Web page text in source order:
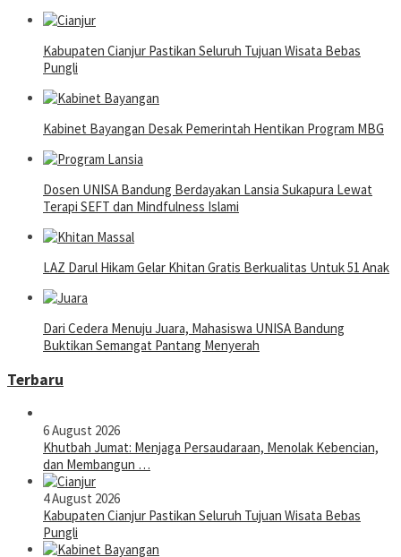
Kabupaten Cianjur Pastikan Seluruh Tujuan Wisata Bebas
Pungli
Kabinet Bayangan Desak Pemerintah Hentikan Program MBG
Dosen UNISA Bandung Berdayakan Lansia Sukapura Lewat
Terapi SEFT dan Mindfulness Islami
LAZ Darul Hikam Gelar Khitan Gratis Berkualitas Untuk 51 Anak
Dari Cedera Menuju Juara, Mahasiswa UNISA Bandung
Buktikan Semangat Pantang Menyerah
Terbaru
6 August 2026
Khutbah Jumat: Menjaga Persaudaraan, Menolak Kebencian,
dan Membangun …
4 August 2026
Kabupaten Cianjur Pastikan Seluruh Tujuan Wisata Bebas
Pungli